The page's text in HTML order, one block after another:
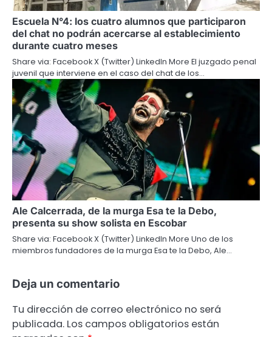
Escuela N°4: los cuatro alumnos que participaron
del chat no podrán acercarse al establecimiento
durante cuatro meses
Share via: Facebook X (Twitter) LinkedIn More El juzgado penal
juvenil que interviene en el caso del chat de los…
Ale Calcerrada, de la murga Esa te la Debo,
presenta su show solista en Escobar
Share via: Facebook X (Twitter) LinkedIn More Uno de los
miembros fundadores de la murga Esa te la Debo, Ale…
Deja un comentario
Tu dirección de correo electrónico no será
publicada. Los campos obligatorios están